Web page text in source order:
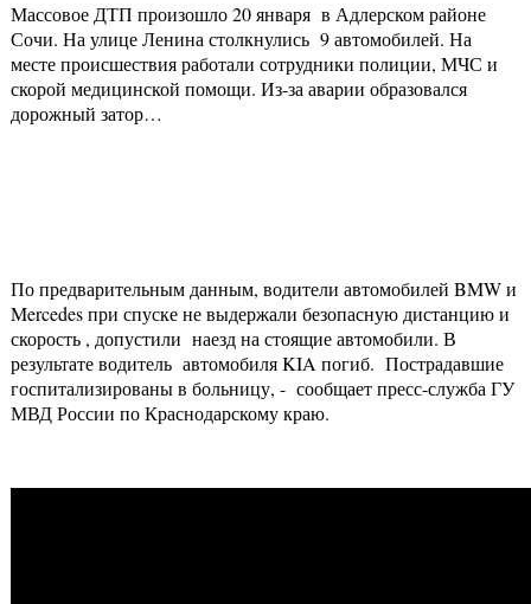
Массовое ДТП произошло 20 января в Адлерском районе
Сочи. На улице Ленина столкнулись 9 автомобилей. На
месте происшествия работали сотрудники полиции, МЧС и
скорой медицинской помощи. Из-за аварии образовался
дорожный затор…
По предварительным данным, водители автомобилей BMW и
Mercedes при спуске не выдержали безопасную дистанцию и
скорость , допустили наезд на стоящие автомобили. В
результате водитель автомобиля KIA погиб. Пострадавшие
госпитализированы в больницу, - сообщает пресс-служба ГУ
МВД России по Краснодарскому краю.